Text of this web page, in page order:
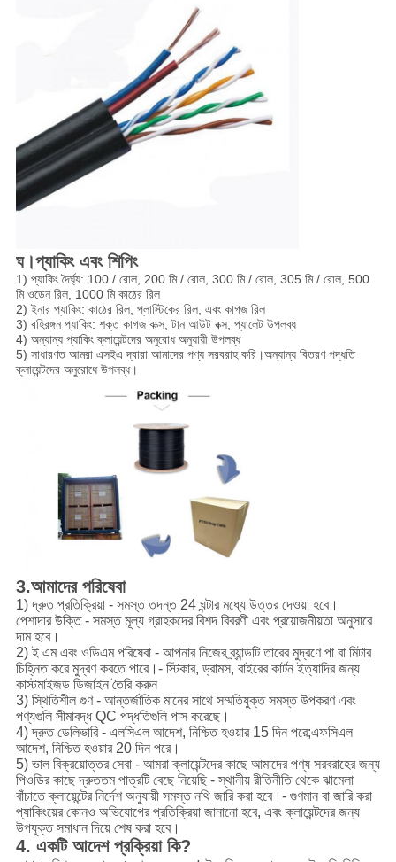
ঘ।প্যাকিং এবং শিপিং
1) প্যাকিং দৈর্ঘ্য: 100 / রোল, 200 মি / রোল, 300 মি / রোল, 305 মি / রোল, 500
মি ওডেন রিল, 1000 মি কাঠের রিল
2) ইনার প্যাকিং: কাঠের রিল, প্লাস্টিকের রিল, এবং কাগজ রিল
3) বহিরঙ্গন প্যাকিং: শক্ত কাগজ বাক্স, টান আউট বক্স, প্যালেট উপলব্ধ
4) অন্যান্য প্যাকিং ক্লায়েন্টদের অনুরোধ অনুযায়ী উপলব্ধ
5) সাধারণত আমরা এসইএ দ্বারা আমাদের পণ্য সরবরাহ করি।অন্যান্য বিতরণ পদ্ধতি
ক্লায়েন্টদের অনুরোধে উপলব্ধ।
3.আমাদের পরিষেবা
1) দ্রুত প্রতিক্রিয়া - সমস্ত তদন্ত 24 ঘন্টার মধ্যে উত্তর দেওয়া হবে।
পেশাদার উক্তি - সমস্ত মূল্য গ্রাহকদের বিশদ বিবরণী এবং প্রয়োজনীয়তা অনুসারে
দাম হবে।
2) ই এম এবং ওডিএম পরিষেবা - আপনার নিজের ব্র্যান্ডটি তারের মুদ্রণে পা বা মিটার
চিহ্নিত করে মুদ্রণ করতে পারে।- স্টিকার, ড্রামস, বাইরের কার্টন ইত্যাদির জন্য
কাস্টমাইজড ডিজাইন তৈরি করুন
3) স্থিতিশীল গুণ - আন্তর্জাতিক মানের সাথে সম্মতিযুক্ত সমস্ত উপকরণ এবং
পণ্যগুলি সীমাবদ্ধ QC পদ্ধতিগুলি পাস করেছে।
4) দ্রুত ডেলিভারি - এলসিএল আদেশ, নিশ্চিত হওয়ার 15 দিন পরে;এফসিএল
আদেশ, নিশ্চিত হওয়ার 20 দিন পরে।
5) ভাল বিক্রয়োত্তর সেবা - আমরা ক্লায়েন্টদের কাছে আমাদের পণ্য সরবরাহের জন্য
পিওডির কাছে দ্রুততম পাত্রটি বেছে নিয়েছি - স্থানীয় রীতিনীতি থেকে ঝামেলা
বাঁচাতে ক্লায়েন্টের নির্দেশ অনুযায়ী সমস্ত নথি জারি করা হবে।- গুণমান বা জারি করা
প্যাকিংয়ের কোনও অভিযোগের প্রতিক্রিয়া জানানো হবে, এবং ক্লায়েন্টদের জন্য
উপযুক্ত সমাধান দিয়ে শেষ করা হবে।
4. একটি আদেশ প্রক্রিয়া কি?